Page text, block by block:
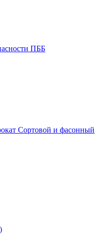
ПББ
Сортовой и фасонный